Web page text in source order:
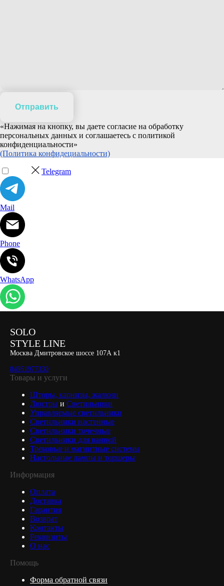
Отправить
«Нажимая на кнопку, вы даете согласие на обработку
персональных данных и соглашаетесь c политикой
конфиденциальности»
(Политика конфидециальности)
Telegram
Mail
Phone
WhatsApp
SOLO
STYLE LINE
Москва Дмитровское шоссе 107А к1
84951977330
Товары и услуги
Шторы, карнизы, жалюзи
Люстры и Светильники
Управляемые светильники
Светильники настенные
Светильники точечные
Светильники для ванной
Трековые и магнитные системы
Настольные лампы и торшеры
Информация
Оплата
Доставка
Гарантия
Возврат
Контакты
Реквизиты
О нас
Помощь
Форма обратной связи